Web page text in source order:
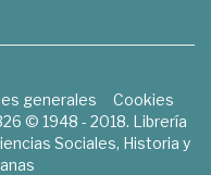
generales
Cookies
© 1948 - 2018. Librería
Sociales, Historia y